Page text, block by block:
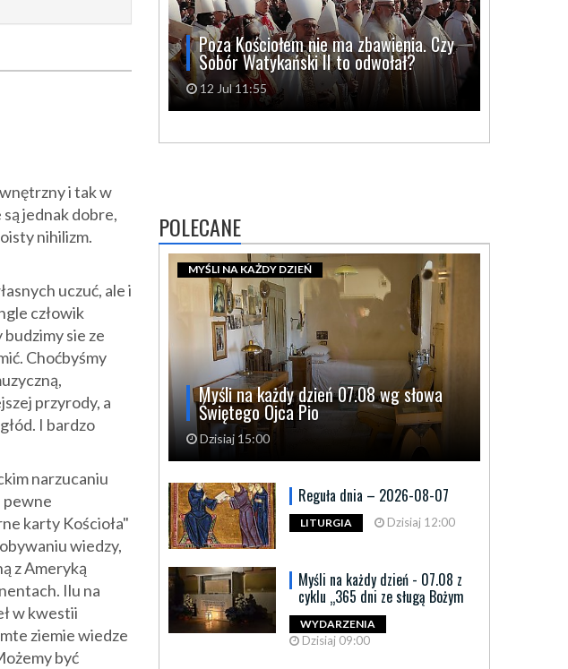
i tak w
jednak dobre,
nihilizm.
uczuć, ale i
człowik
sie ze
Choćbyśmy
przyrody, a
I bardzo
narzucaniu
pewne
karty Kościoła"
wiedzy,
z Ameryką
Ilu na
w kwestii
ziemie wiedze
być
Poza Kościołem nie ma zbawienia. Czy
Sobór Watykański II to odwołał?
12 Jul 11:55
POLECANE
Myśli na każdy dzień 07.08 wg słowa
Świętego Ojca Pio
Dzisiaj 15:00
MYŚLI NA KAŻDY DZIEŃ
Reguła dnia – 2026-08-07
LITURGIA Dzisiaj 12:00
Myśli na każdy dzień - 07.08 z
cyklu „365 dni ze sługą Bożym
WYDARZENIA
Dzisiaj 09:00